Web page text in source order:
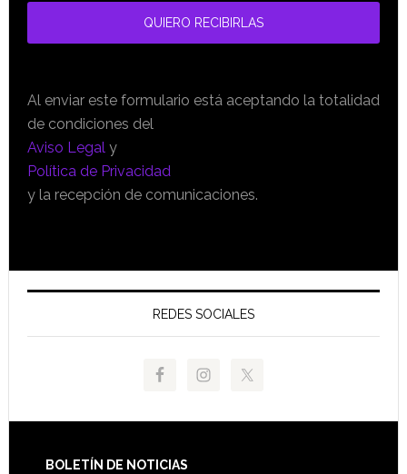
Al enviar este formulario está aceptando la totalidad
de condiciones del
Aviso Legaly
Política de Privacidad
y la recepción de comunicaciones.
REDES SOCIALES
BOLETÍN DE NOTICIAS